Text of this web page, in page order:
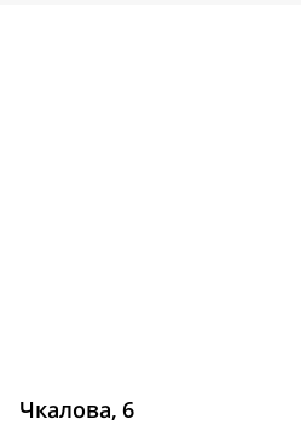
Чкалова, 6